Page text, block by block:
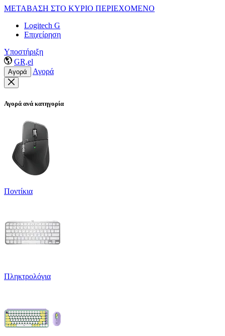
ΜΕΤΑΒΑΣΗ ΣΤΟ ΚΥΡΙΟ ΠΕΡΙΕΧΟΜΕΝΟ
Logitech G
Επιχείρηση
Υποστήριξη
GR,el
Αγορά Αγορά
Αγορά ανά κατηγορία
Ποντίκια
Πληκτρολόγια